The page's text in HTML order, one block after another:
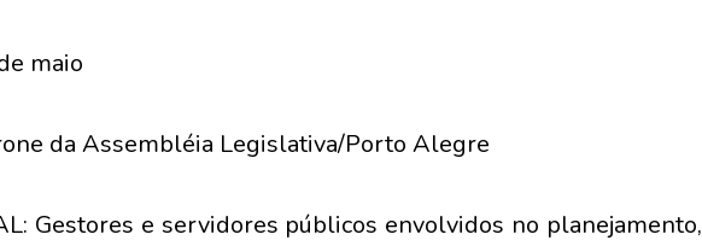
maio
da Assembléia Legislativa/Porto Alegre
Gestores e servidores públicos envolvidos no planejamento,